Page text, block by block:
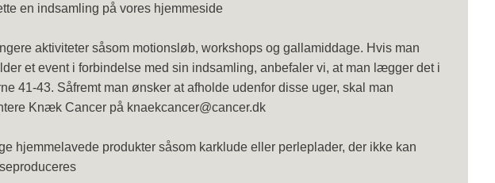
en indsamling på vores hjemmeside
aktiviteter såsom motionsløb, workshops og gallamiddage. Hvis man
et event i forbindelse med sin indsamling, anbefaler vi, at man lægger det i
41-43. Såfremt man ønsker at afholde udenfor disse uger, skal man
Knæk Cancer på knaekcancer@cancer.dk
hjemmelavede produkter såsom karklude eller perleplader, der ikke kan